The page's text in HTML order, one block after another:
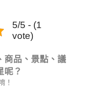
5/5 - (1
vote)
商品、景點、議
呢？
！